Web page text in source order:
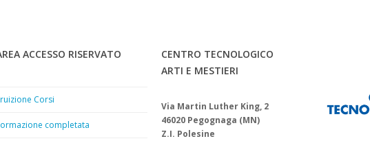
ACCESSO RISERVATO
Corsi
completata
CENTRO TECNOLOGICO
ARTI E MESTIERI
Via Martin Luther King, 2
46020 Pegognaga (MN)
Z.I. Polesine